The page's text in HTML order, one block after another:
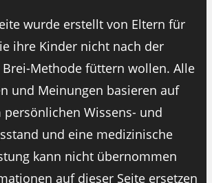
wurde erstellt von Eltern für
ihre Kinder nicht nach der
Methode füttern wollen. Alle
und Meinungen basieren auf
persönlichen Wissens- und
und eine medizinische
kann nicht übernommen
auf dieser Seite ersetzen